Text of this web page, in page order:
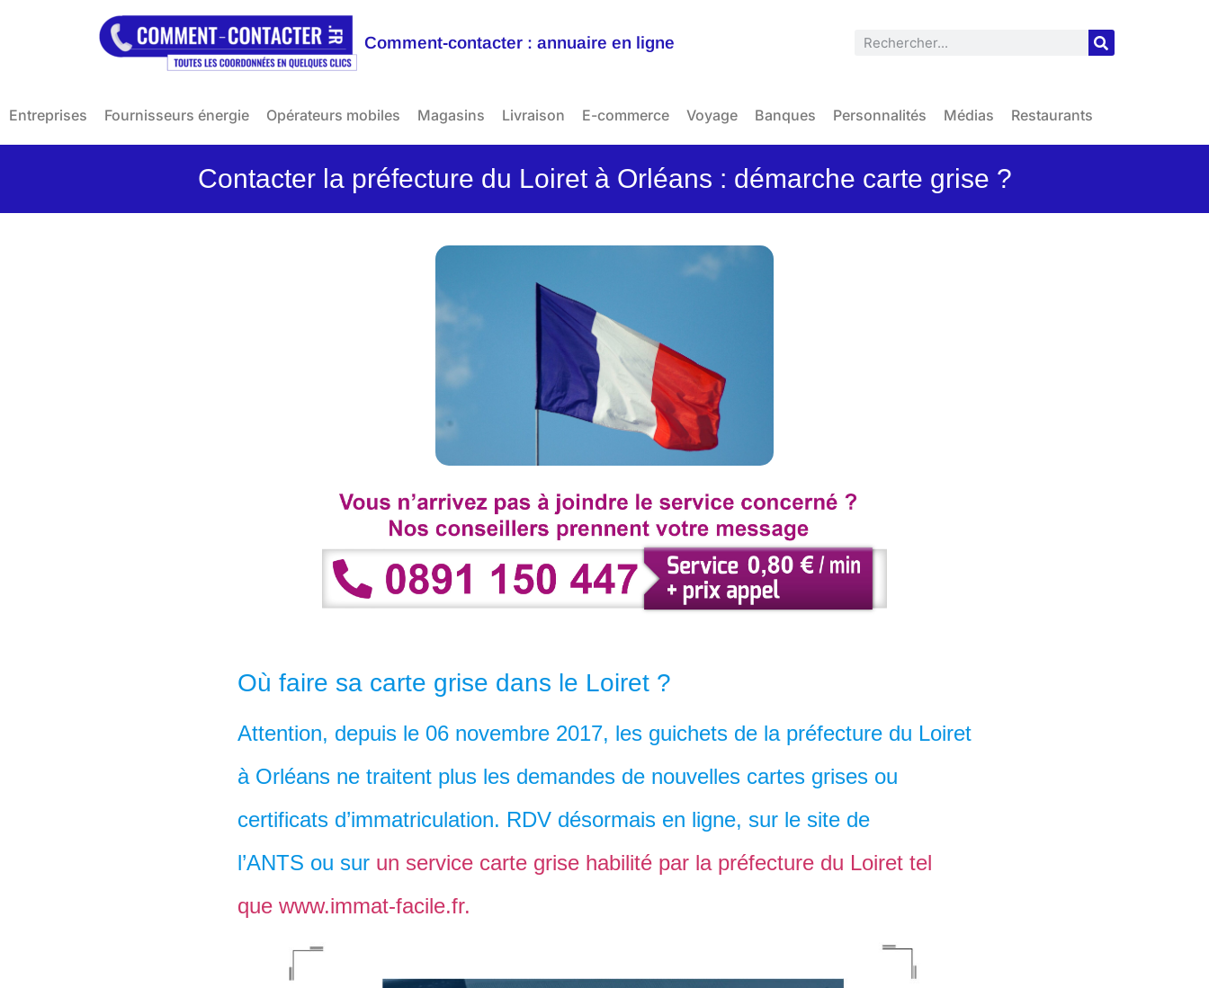
Comment-contacter : annuaire en ligne
Entreprises Fournisseurs énergie Opérateurs mobiles Magasins Livraison E-commerce Voyage Banques Personnalités Médias Restaurants
Contacter la préfecture du Loiret à Orléans : démarche carte grise ?
Où faire sa carte grise dans le Loiret ?
Attention, depuis le 06 novembre 2017, les guichets de la préfecture du Loiret
à Orléans ne traitent plus les demandes de nouvelles cartes grises ou
certificats d’immatriculation. RDV désormais en ligne, sur le site de
l’ANTS ou sur un service carte grise habilité par la préfecture du Loiret tel
que www.immat-facile.fr.